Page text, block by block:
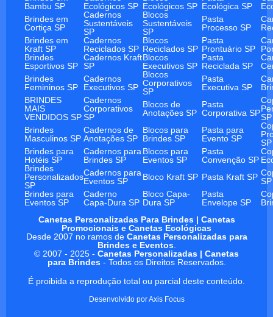
Bambu SP
Ecológicos SP Ecológicos SP Ecológica SP
Brindes em
Cortiça SP
Cadernos
Sustentáveis
SP
Blocos
Sustentáveis
SP
Pasta
Processo SP
Brindes em
Kraft SP
Cadernos
Reciclados SP
Blocos
Reciclados SP
Pasta
Prontuário SP
Brindes
Esportivos SP
Cadernos Kraft
SP
Blocos
Executivos SP
Pasta
Reciclada SP
Brindes
Femininos SP
Cadernos
Executivos SP
Blocos
Corporativos
SP
Pasta
Executiva SP
BRINDES
MAIS
VENDIDOS SP
Cadernos
Corporativos
SP
Blocos de
Anotações SP
Pasta
Corporativa SPSP
Brindes
Masculinos SP
Cadernos de
Anotações SP
Blocos para
Brindes SP
Pasta para
Evento SP
SP
Brindes para
Hotéis SP
Cadernos para
Brindes SP
Blocos para
Eventos SP
Pasta
Convenção SP
Brindes
Personalizados
SP
Cadernos para
Eventos SP
Bloco Kraft SP Pasta Kraft SP SP
Brindes para
Eventos SP
Caderno
Capa-Dura SP
Bloco Capa-
Dura SP
Pasta
Envelope SP
Canetas Personalizadas Para Brindes | Canetas
Promocionais e Canetas Ecológicas
Desde 2007 no ramos de Canetas Personalizadas para
Brindes e Eventos.
© 2007 - 2025 - Canetas Personalizadas | Canetas
para Brindes- Todos os Direitos Reservados.
É proibida a reprodução total ou parcial deste conteúdo.
Desenvolvido porAxis Focus